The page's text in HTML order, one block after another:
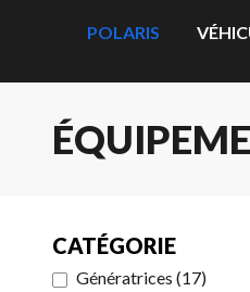
POLARIS
CATÉGORIE
Génératrices (17)